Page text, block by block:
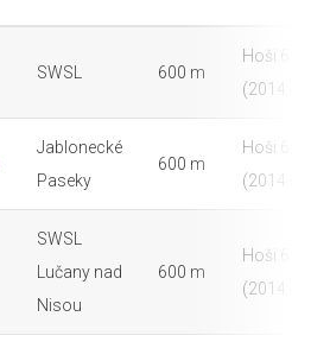
SWSL 600 m
Hoši 6 -
(2014 -
Jablonecké
Paseky
600 m
Hoši 6 -
(2014 -
SWSL
Lučany nad
Nisou
600 m
Hoši 6 -
(2014 -